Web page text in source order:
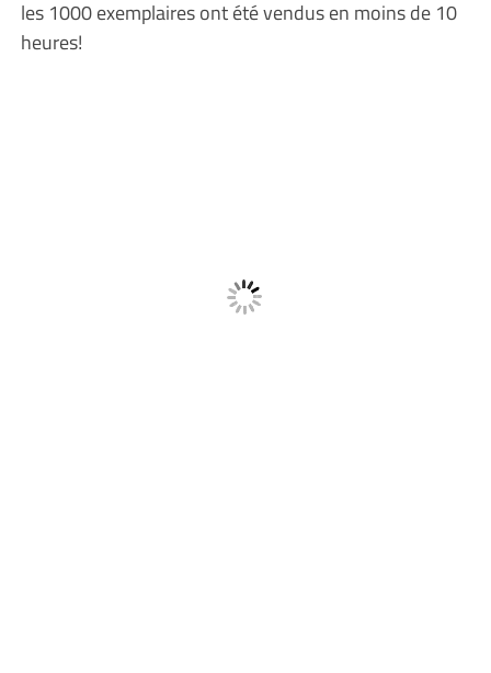
les 1000 exemplaires ont été vendus en moins de 10
heures!